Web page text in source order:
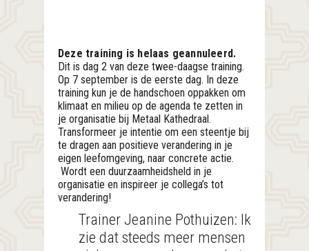
Deze training is helaas geannuleerd.
Dit is dag 2 van deze twee-daagse training.
Op 7 september is de eerste dag. In deze
training kun je de handschoen oppakken om
klimaat en milieu op de agenda te zetten in
je organisatie bij Metaal Kathedraal.
Transformeer je intentie om een steentje bij
te dragen aan positieve verandering in je
eigen leefomgeving, naar concrete actie.
Wordt een duurzaamheidsheld in je
organisatie en inspireer je collega’s tot
verandering!
Trainer Jeanine Pothuizen: Ik
zie dat steeds meer mensen